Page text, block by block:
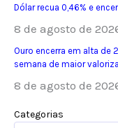
Dólar recua 0,46% e
8 de agosto de
Ouro encerra em alta de
semana de maior
8 de agosto de
Categorias